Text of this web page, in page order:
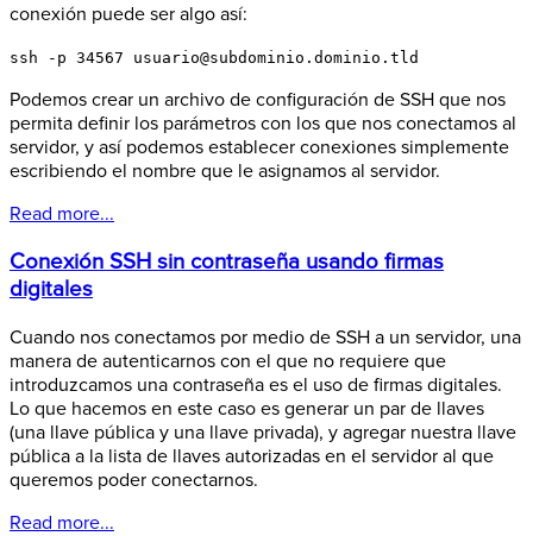
conexión puede ser algo así:
ssh -p 34567 usuario@subdominio.dominio.tld
Podemos crear un archivo de configuración de SSH que nos
permita definir los parámetros con los que nos conectamos al
servidor, y así podemos establecer conexiones simplemente
escribiendo el nombre que le asignamos al servidor.
Read more...
Conexión SSH sin contraseña usando firmas
digitales
Cuando nos conectamos por medio de SSH a un servidor, una
manera de autenticarnos con el que no requiere que
introduzcamos una contraseña es el uso de firmas digitales.
Lo que hacemos en este caso es generar un par de llaves
(una llave pública y una llave privada), y agregar nuestra llave
pública a la lista de llaves autorizadas en el servidor al que
queremos poder conectarnos.
Read more...